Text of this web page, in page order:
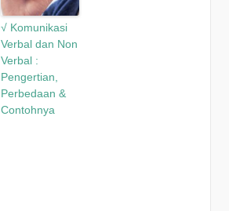
√ Komunikasi
Verbal dan Non
Verbal :
Pengertian,
Perbedaan &
Contohnya